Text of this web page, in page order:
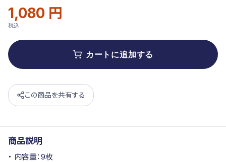
ョ
ン
通
常
価
1,080 円
税込
カートに追加する
この商品を共有する
商品説明
内容量：9枚